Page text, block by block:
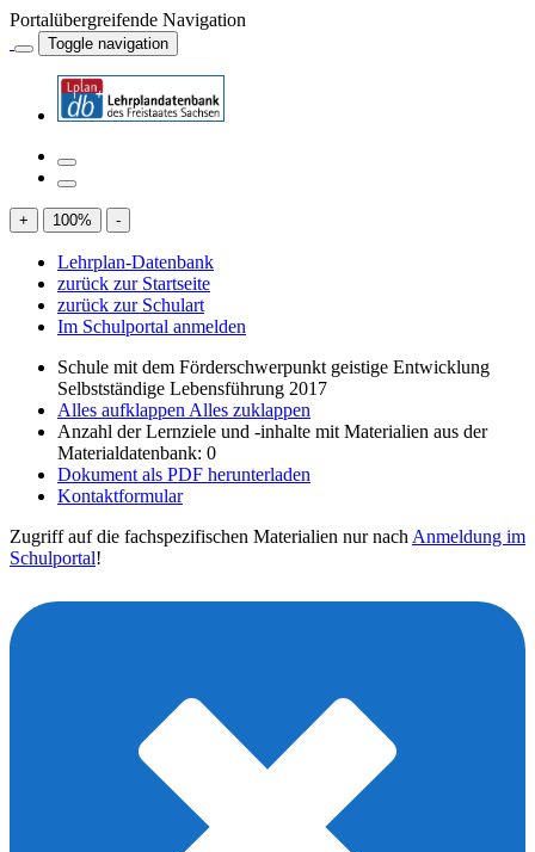
Portalübergreifende Navigation
Toggle navigation
+ 100% -
Lehrplan-Datenbank
zurück zur Startseite
zurück zur Schulart
Im Schulportal anmelden
Schule mit dem Förderschwerpunkt geistige Entwicklung
Selbstständige Lebensführung 2017
Alles aufklappen Alles zuklappen
Anzahl der Lernziele und -inhalte mit Materialien aus der
Materialdatenbank: 0
Dokument als PDF herunterladen
Kontaktformular
Zugriff auf die fachspezifischen Materialien nur nach Anmeldung im
Schulportal!